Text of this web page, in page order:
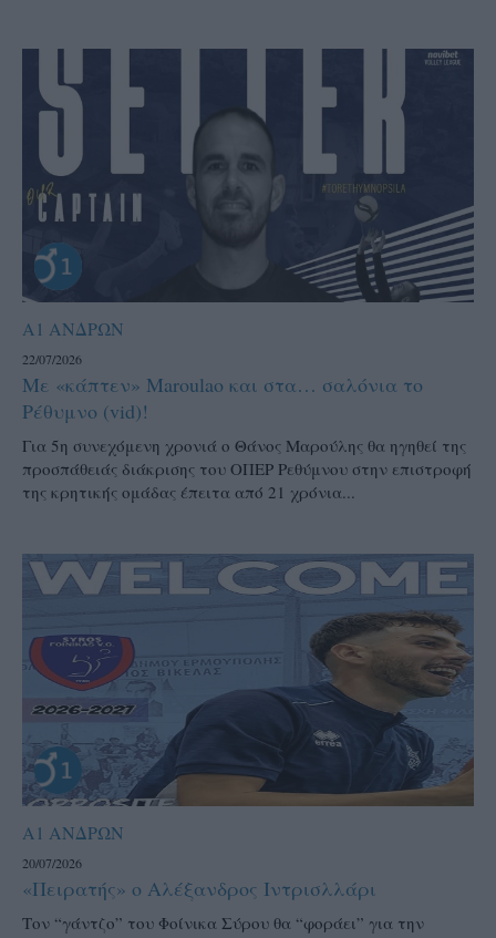
Α1 ΑΝΔΡΩΝ
22/07/2026
Με «κάπτεν» Maroulao και στα… σαλόνια το
Ρέθυμνο (vid)!
Για 5η συνεχόμενη χρονιά ο Θάνος Μαρούλης θα ηγηθεί της
προσπάθειάς διάκρισης του ΟΠΕΡ Ρεθύμνου στην επιστροφή
της κρητικής ομάδας έπειτα από 21 χρόνια...
Α1 ΑΝΔΡΩΝ
20/07/2026
«Πειρατής» ο Αλέξανδρος Ιντρισλλάρι
Τον “γάντζο” του Φοίνικα Σύρου θα “φοράει” για την